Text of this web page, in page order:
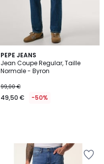
PEPE JEANS
Jean Coupe Regular, Taille
Normale - Byron
99,00 €
49,50 € -50%